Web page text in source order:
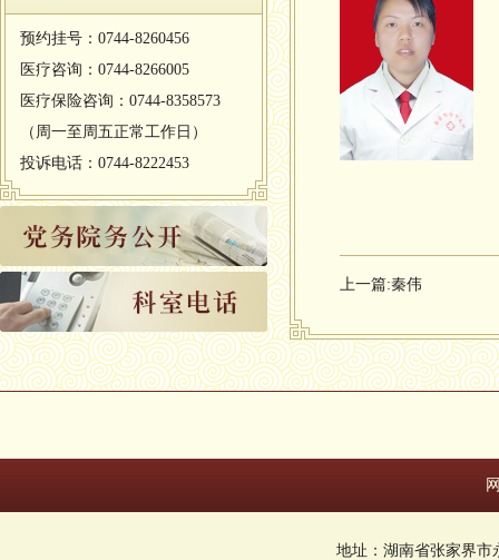
预约挂号：0744-8260456
医疗咨询：0744-8266005
医疗保险咨询：0744-8358573
（周一至周五正常工作日）
投诉电话：0744-8222453
上一篇:秦伟
地址：湖南省张家界市